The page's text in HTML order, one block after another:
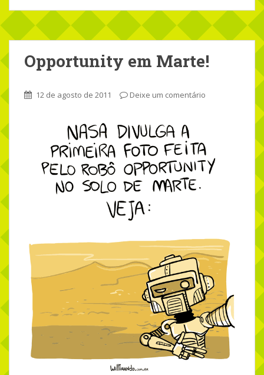
Opportunity em Marte!
12 de agosto de 2011 Deixe um comentário